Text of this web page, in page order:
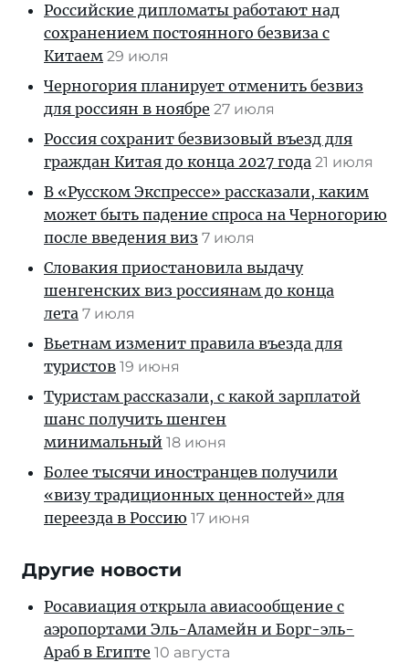
Российские дипломаты работают над
сохранением постоянного безвиза с
Китаем 29 июля
Черногория планирует отменить безвиз
для россиян в ноябре 27 июля
Россия сохранит безвизовый въезд для
граждан Китая до конца 2027 года 21 июля
В «Русском Экспрессе» рассказали, каким
может быть падение спроса на Черногорию
после введения виз 7 июля
Словакия приостановила выдачу
шенгенских виз россиянам до конца
лета 7 июля
Вьетнам изменит правила въезда для
туристов 19 июня
Туристам рассказали, с какой зарплатой
шанс получить шенген
минимальный 18 июня
Более тысячи иностранцев получили
«визу традиционных ценностей» для
переезда в Россию 17 июня
Другие новости
Росавиация открыла авиасообщение с
аэропортами Эль-Аламейн и Борг-эль-
Араб в Египте 10 августа